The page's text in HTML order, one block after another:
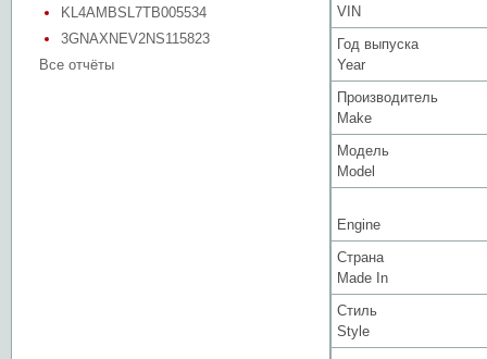
KL4AMBSL7TB005534
3GNAXNEV2NS115823
Все отчёты
VIN
Год выпуска
Year
Производитель
Make
Модель
Model
Engine
Страна
Made In
Стиль
Style